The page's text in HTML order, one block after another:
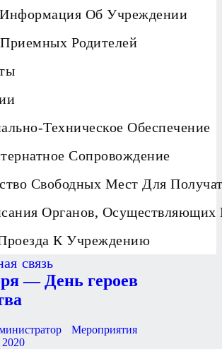
Об Учреждении
Родителей
Техническое Обеспечение
Сопровождение
Свободных Мест Для
Органов, Осуществляющих
К Учреждению
связь
— День героев
Мероприятия
2020